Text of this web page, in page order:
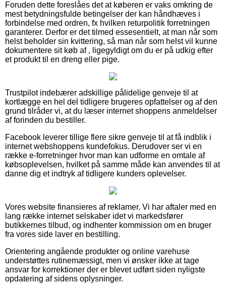
Foruden dette foreslåes det at køberen er vaks omkring de
mest betydningsfulde betingelser der kan håndhæves i
forbindelse med ordren, fx hvilken returpolitik forretningen
garanterer. Derfor er det tilmed essesentielt, at man når som
helst beholder sin kvittering, så man når som helst vil kunne
dokumentere sit køb af , ligegyldigt om du er på udkig efter
et produkt til en dreng eller pige.
Trustpilot indebærer adskillige pålidelige genveje til at
kortlægge en hel del tidligere brugeres opfattelser og af den
grund tilråder vi, at du læser internet shoppens anmeldelser
af forinden du bestiller.
Facebook leverer tillige flere sikre genveje til at få indblik i
internet webshoppens kundefokus. Derudover ser vi en
række e-forretninger hvor man kan udforme en omtale af
købsoplevelsen, hvilket på samme måde kan anvendes til at
danne dig et indtryk af tidligere kunders oplevelser.
Vores website finansieres af reklamer. Vi har aftaler med en
lang række internet selskaber idet vi markedsfører
butikkernes tilbud, og indhenter kommission om en bruger
fra vores side laver en bestilling.
Orientering angående produkter og online varehuse
understøttes rutinemæssigt, men vi ønsker ikke at tage
ansvar for korrektioner der er blevet udført siden nyligste
opdatering af sidens oplysninger.